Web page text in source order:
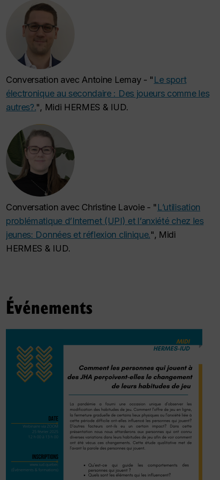
Conversation avec Antoine Lemay - "Le sport
électronique au secondaire : Des joueurs comme les
autres?.", Midi HERMES & IUD.
Conversation avec Christine Lavoie - "L’utilisation
problématique d’Internet (UPI) et l’anxiété chez les
jeunes: Données et réflexion clinique.", Midi
HERMES & IUD.
Événements